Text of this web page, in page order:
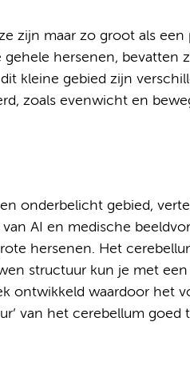
zijn maar zo groot als een
hersenen, bevatten
kleine gebied zijn
zoals evenwicht en
onderbelicht gebied,
AI en medische
hersenen. Het
structuur kun je met
ontwikkeld waardoor het
van het cerebellum goed